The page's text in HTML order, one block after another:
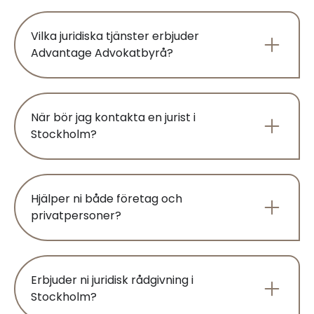
Vilka juridiska tjänster erbjuder
Advantage Advokatbyrå?
När bör jag kontakta en jurist i
Stockholm?
Hjälper ni både företag och
privatpersoner?
Erbjuder ni juridisk rådgivning i
Stockholm?